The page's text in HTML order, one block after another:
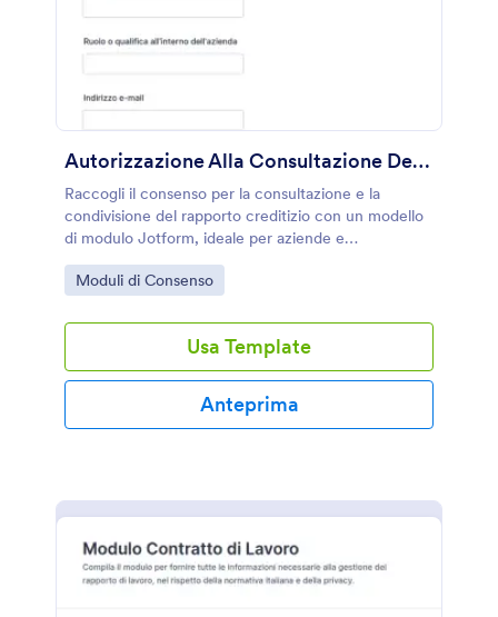
Autorizzazione Alla Consultazione Del Rapporto Creditizio
Raccogli il consenso per la consultazione e la
condivisione del rapporto creditizio con un modello
di modulo Jotform, ideale per aziende e
professionisti che gestiscono richieste interne e
verifiche commerciali.
Go to Category:
Moduli di Consenso
Usa Template
Anteprima